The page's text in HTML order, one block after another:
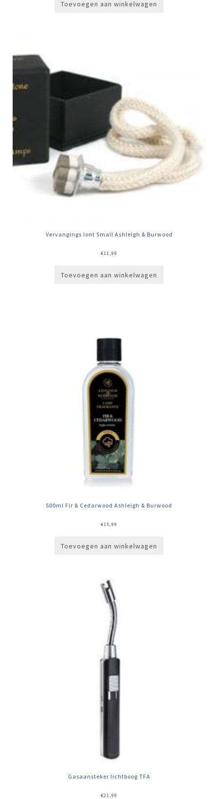
Toevoegen aan winkelwagen
Vervangings lont Small Ashleigh & Burwood
€11,99
Toevoegen aan winkelwagen
500ml Fir & Cedarwood Ashleigh & Burwood
€15,99
Toevoegen aan winkelwagen
Gasaansteker lichtboog TFA
€21,99